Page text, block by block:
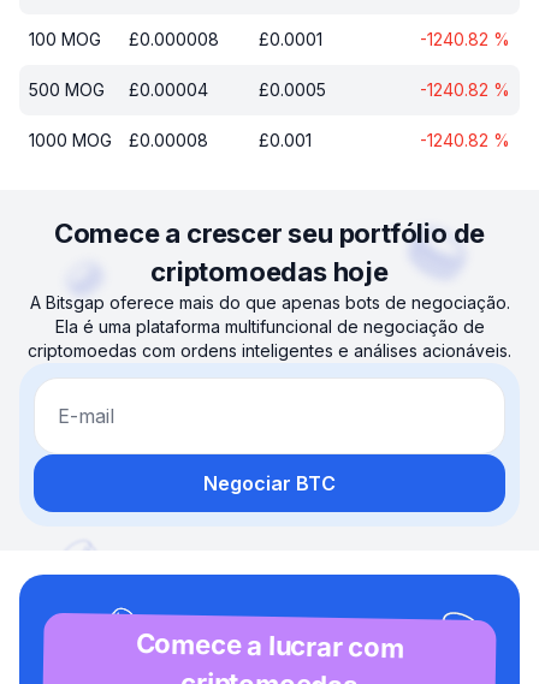
100 MOG £0.000008 £0.0001 -1240.82 %
500 MOG £0.00004 £0.0005 -1240.82 %
1000 MOG £0.00008 £0.001 -1240.82 %
Comece a crescer seu portfólio de
criptomoedas hoje
A Bitsgap oferece mais do que apenas bots de negociação.
Ela é uma plataforma multifuncional de negociação de
criptomoedas com ordens inteligentes e análises acionáveis.
E-mail
Negociar BTC
Comece a lucrar com